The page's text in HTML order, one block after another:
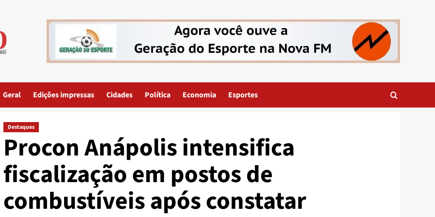
Geral Edições impressas Cidades Política Economia Esportes
Destaques
Procon Anápolis intensifica
fiscalização em postos de
combustíveis após constatar